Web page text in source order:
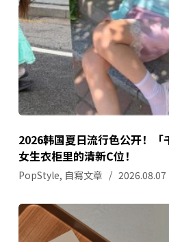
2026韩国夏日流行色公开！「
女生衣柜里的清新C位！
PopStyle, 自寫文章 2026.08.07